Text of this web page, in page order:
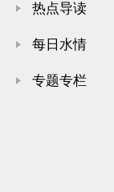
热点导读
每日水情
专题专栏